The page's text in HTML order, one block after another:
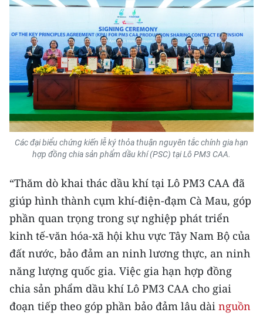
Các đại biểu chứng kiến lễ ký thỏa thuận nguyên tắc chính gia hạn
hợp đồng chia sản phẩm dầu khí (PSC) tại Lô PM3 CAA.
“Thăm dò khai thác dầu khí tại Lô PM3 CAA đã
giúp hình thành cụm khí-điện-đạm Cà Mau, góp
phần quan trọng trong sự nghiệp phát triển
kinh tế-văn hóa-xã hội khu vực Tây Nam Bộ của
đất nước, bảo đảm an ninh lương thực, an ninh
năng lượng quốc gia. Việc gia hạn hợp đồng
chia sản phẩm dầu khí Lô PM3 CAA cho giai
đoạn tiếp theo góp phần bảo đảm lâu dài nguồn